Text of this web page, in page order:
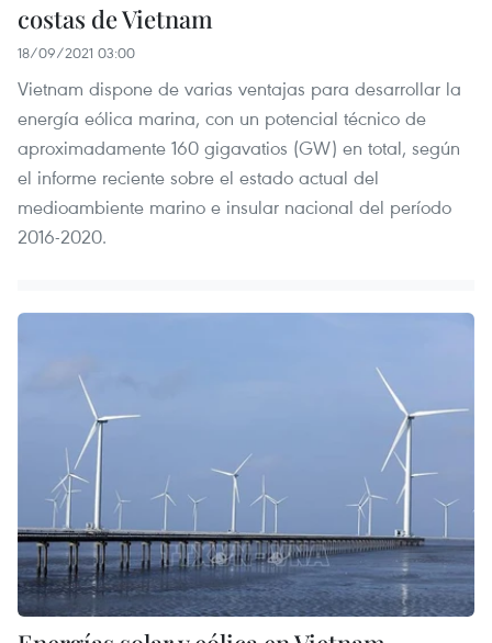
costas de Vietnam
18/09/2021 03:00
Vietnam dispone de varias ventajas para desarrollar la
energía eólica marina, con un potencial técnico de
aproximadamente 160 gigavatios (GW) en total, según
el informe reciente sobre el estado actual del
medioambiente marino e insular nacional del período
2016-2020.